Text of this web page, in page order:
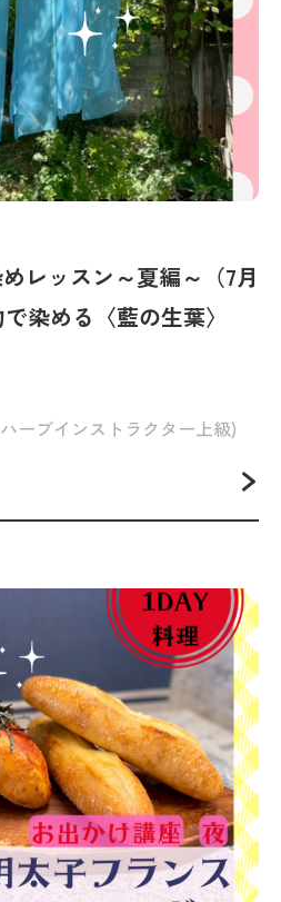
レッスン～夏編～（7月
染める〈藍の生葉〉
ーブインストラクター上級)